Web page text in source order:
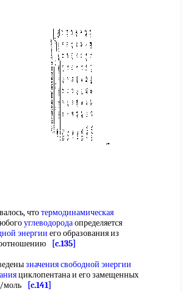
чтотермодинамическая
углеводородаопределяется
энергии его образования из
[c.135]
значения свободной энергии
циклопентана и его замещенных
моль
[c.141]